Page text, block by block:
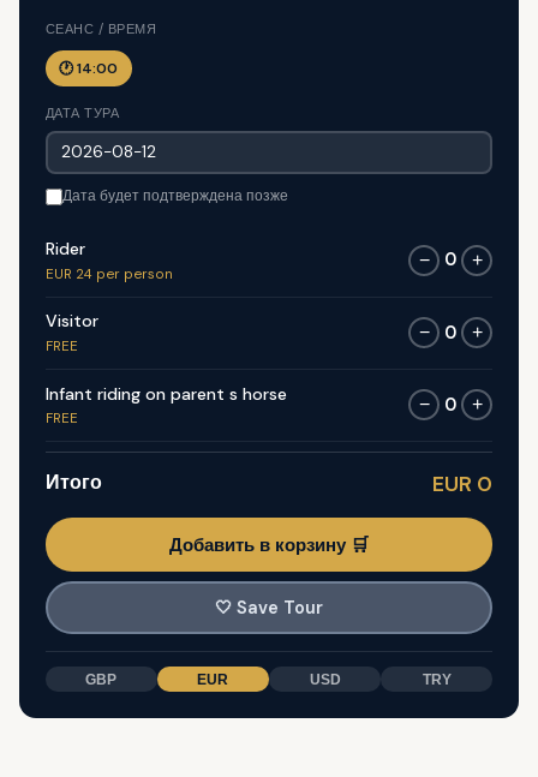
СЕАНС / ВРЕМЯ
🕐 14:00
ДАТА ТУРА
Дата будет подтверждена позже
Rider
EUR 24 per person
− 0 +
Visitor
FREE
− 0 +
Infant riding on parent s horse
FREE
− 0 +
Итого EUR 0
Добавить в корзину 🛒
🤍 Save Tour
GBP EUR USD TRY